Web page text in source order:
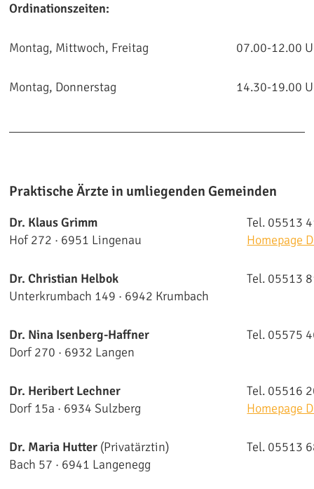
Ordinationszeiten:
Montag, Mittwoch, Freitag 07.00-12.00
Montag, Donnerstag 14.30-19.00
Praktische Ärzte in umliegenden Gemeinden
Dr. Klaus Grimm
Hof 272 · 6951 Lingenau​
Tel. 05513
Homepage
Dr. Christian Helbok
Unterkrumbach 149 · 6942 Krumbach
Tel. 05513
Dr. Nina Isenberg-Haffner
Dorf 270 · 6932 Langen
Tel. 05575
Dr. Heribert Lechner
Dorf 15a · 6934 Sulzberg
Tel. 05516
Homepage
Dr. Maria Hutter (Privatärztin)
Bach 57 · 6941 Langenegg
Tel. 05513